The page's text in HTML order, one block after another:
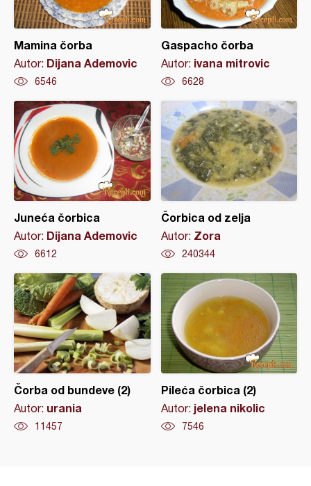
Mamina čorba
Autor: Dijana Ademovic
6546
Gaspacho čorba
Autor: ivana mitrovic
6628
Juneća čorbica
Autor: Dijana Ademovic
6612
Čorbica od zelja
Autor: Zora
240344
Čorba od bundeve (2)
Autor: urania
11457
Pileća čorbica (2)
Autor: jelena nikolic
7546